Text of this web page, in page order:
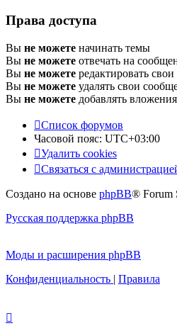
Права доступа
Вы не можете начинать темы
Вы не можете отвечать на
Вы не можете редактировать
Вы не можете удалять свои
Вы не можете добавлять вложения
Список форумов
Часовой пояс: UTC+03:00
Удалить cookies
Связаться с
Создано на основе phpBB® Forum
Русская поддержка phpBB
Моды и расширения phpBB
Конфиденциальность | Правила